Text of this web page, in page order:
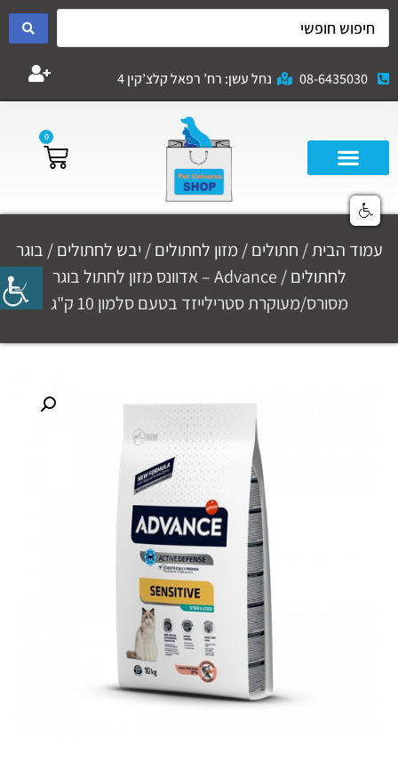
08-6435030 נחל עשן: רח’ רפאל קלצ’קין 4
0
עמוד הבית/ חתולים/ מזון לחתולים/ יבש לחתולים/ בוגר
לחתולים
/ Advance – אדוונס מזון לחתול בוגר
מסורס/מעוקרת סטרילייזד בטעם סלמון 10 ק"ג